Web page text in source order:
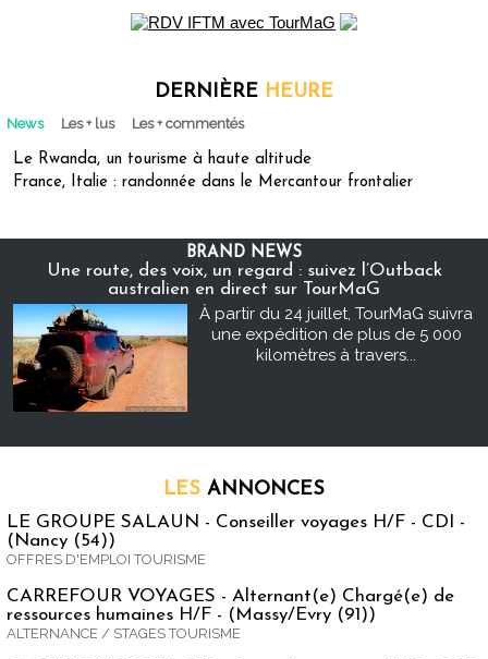
DERNIÈRE HEURE
News Les + lus Les + commentés
Le Rwanda, un tourisme à haute altitude
France, Italie : randonnée dans le Mercantour frontalier
BRAND NEWS
Une route, des voix, un regard : suivez l’Outback
australien en direct sur TourMaG
À partir du 24 juillet, TourMaG suivra
une expédition de plus de 5 000
kilomètres à travers...
LES ANNONCES
LE GROUPE SALAUN - Conseiller voyages H/F - CDI -
(Nancy (54))
OFFRES D'EMPLOI TOURISME
CARREFOUR VOYAGES - Alternant(e) Chargé(e) de
ressources humaines H/F - (Massy/Evry (91))
ALTERNANCE / STAGES TOURISME